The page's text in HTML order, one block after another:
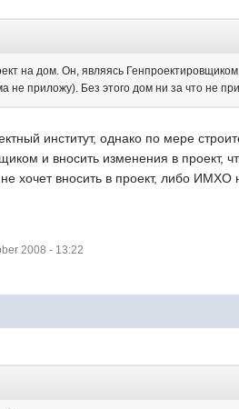
на дом. Он, являясь
не приложу). Без этого дом ни за что не
институт, однако по мере
и вносить изменения в проект,
хочет вносить в проект, либо ИМХО
2008 - 13:22